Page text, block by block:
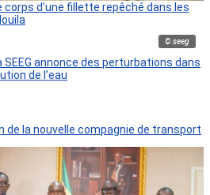
corps d’une fillette repêché dans les
© seeg
SEEG annonce des perturbations dans
de l’eau
de la nouvelle compagnie de transport